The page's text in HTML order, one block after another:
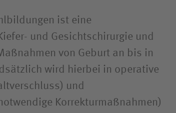
ist eine
und Gesichtschirurgie und
von Geburt an bis in
wird hierbei in operative
und
Korrekturmaßnahmen)